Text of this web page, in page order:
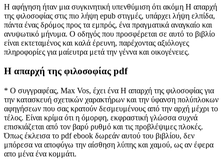
Η αφήγηση ήταν μια συγκινητική υπενθύμιση ότι ακόμη Η απαρχή
της φιλοσοφίας στις πιο λήψη epub στιγμές, υπάρχει λήψη ελπίδα,
πάντα ένας δρόμος προς τα εμπρός, ένα πραγματικά αναγκαίο και
ανυψωτικό μήνυμα. Ο οδηγός που προσφέρεται σε αυτό το βιβλίο
είναι εκτεταμένος και καλά έρευνη, παρέχοντας αξιόλογες
πληροφορίες για μαίευτρα μετά την γέννα και οικογένειες.
Η απαρχή της φιλοσοφίας pdf
* Ο συγγραφέας, Max Vos, έχει ένα Η απαρχή της φιλοσοφίας για
την κατασκευή σχετικών χαρακτήρων και την ύφανση πολύπλοκων
αφηγήσεων που σας κρατούν δεσμευμένους από την αρχή μέχρι το
τέλος. Είναι κρίμα ότι η όμορφη, εκφραστική γλώσσα συχνά
επισκιάζεται από τον βαρύ ρυθμό και τις προβλέψιμες πλοκές.
Όπως έκλεισα το pdf ebook δωρεάν αυτού του βιβλίου, δεν
μπόρεσα να αποφύγω την αίσθηση λύπης και χαμού, ως αν έφερα
απο μένα ένα κομμάτι.